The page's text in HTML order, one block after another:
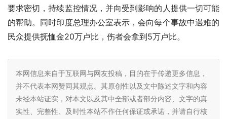
要求密切，持续监控情况，并向受到影响的人提供一切可能
的帮助。同时印度总理办公室表示，会向每个事故中遇难的
民众提供抚恤金20万卢比，伤者会拿到5万卢比。
本网信息来自于互联网与网友投稿，目的在于传递更多信息，
并不代表本网赞同其观点。其原创性以及文中陈述文字和内容
未经本站证实，对本文以及其中全部或者部分内容、文字的真
实性、完整性、及时性本站不作任何保证或承诺，并请自行核